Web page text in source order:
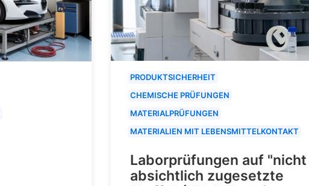
PRODUKTSICHERHEIT
CHEMISCHE PRÜFUNGEN
MATERIALPRÜFUNGEN
MATERIALIEN MIT LEBENSMITTELKONTAKT
Laborprüfungen auf "nicht
absichtlich zugesetzte